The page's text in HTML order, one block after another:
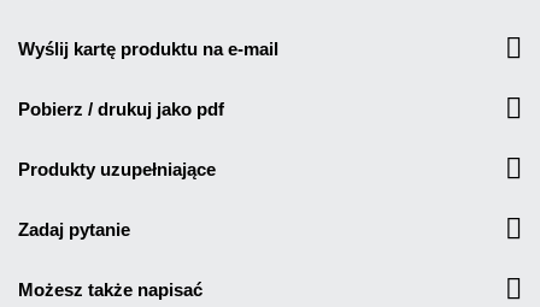
wyślij kartę produktu na e-mail
pobierz / drukuj jako pdf
produkty uzupełniające
zadaj pytanie
możesz także napisać